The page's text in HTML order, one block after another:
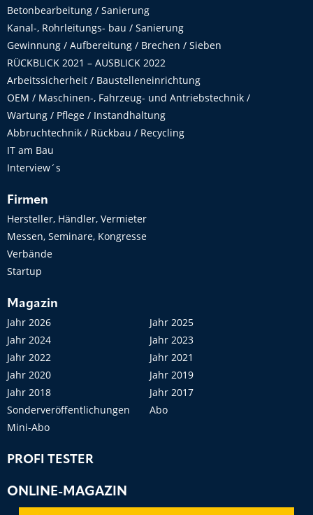
Betonbearbeitung / Sanierung
Kanal-, Rohrleitungs- bau / Sanierung
Gewinnung / Aufbereitung / Brechen / Sieben
RÜCKBLICK 2021 – AUSBLICK 2022
Arbeitssicherheit / Baustelleneinrichtung
OEM / Maschinen-, Fahrzeug- und Antriebstechnik /
Wartung / Pflege / Instandhaltung
Abbruchtechnik / Rückbau / Recycling
IT am Bau
Interview´s
Firmen
Hersteller, Händler, Vermieter
Messen, Seminare, Kongresse
Verbände
Startup
Magazin
Jahr 2026
Jahr 2025
Jahr 2024
Jahr 2023
Jahr 2022
Jahr 2021
Jahr 2020
Jahr 2019
Jahr 2018
Jahr 2017
Sonderveröffentlichungen
Abo
Mini-Abo
PROFI TESTER
ONLINE-MAGAZIN